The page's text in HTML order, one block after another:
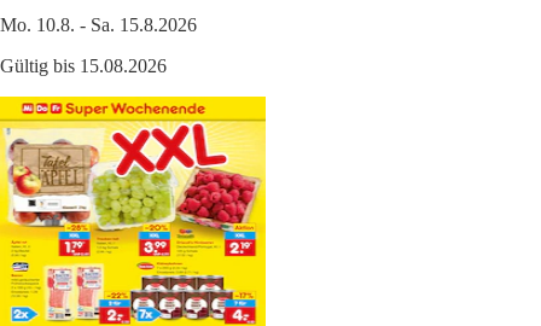
Mo. 10.8. - Sa. 15.8.2026
Gültig bis 15.08.2026